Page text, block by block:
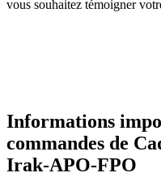
vous souhaitez témoigner
Informations
commandes de
Irak-APO-FPO